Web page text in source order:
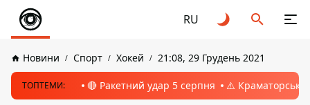
RU
Новини Спорт Хокей 21:08, 29 Грудень 2021
ТОПТЕМИ: 🔴 Ракетний удар 5 серпня ⚠️ Краматорськ,